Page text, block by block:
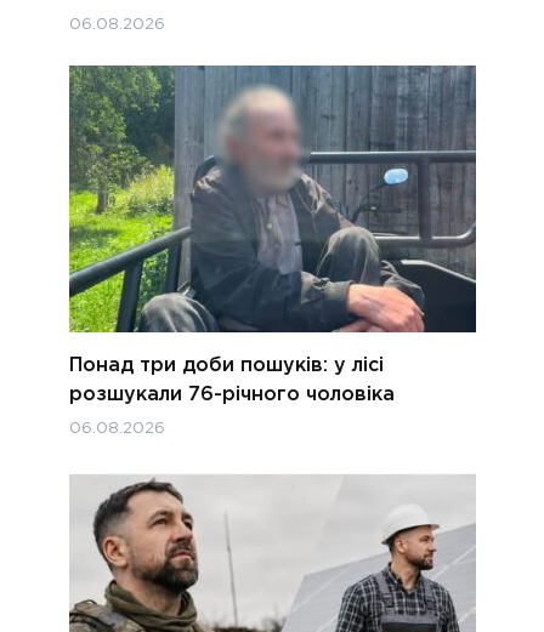
06.08.2026
Понад три доби пошуків: у лісі
розшукали 76-річного чоловіка
06.08.2026